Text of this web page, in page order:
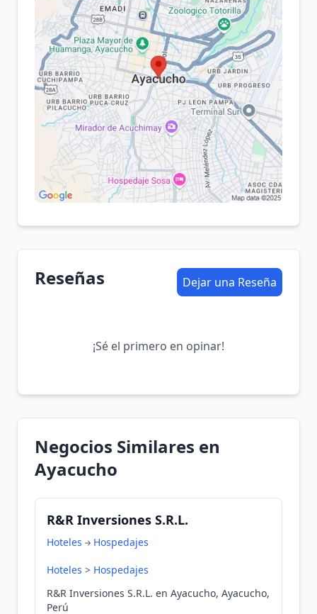
Reseñas Dejar una Reseña
¡Sé el primero en opinar!
Negocios Similares en
Ayacucho
R&R Inversiones S.R.L.
Hoteles Hospedajes
Hoteles > Hospedajes
R&R Inversiones S.R.L. en Ayacucho, Ayacucho,
Perú